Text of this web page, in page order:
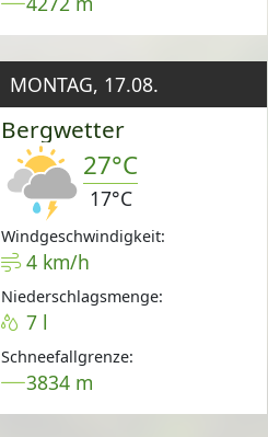
MONTAG, 17.08.
Bergwetter
27°C
17°C
Windgeschwindigkeit:
4 km/h
Niederschlagsmenge:
7 l
Schneefallgrenze:
3834 m